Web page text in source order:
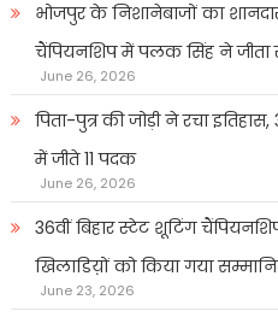
भोजपुर के निशानेबाजों का शानदार
चैंपियनशिप में पलक सिंह ने जीता
June 26, 2026
पिता-पुत्र की जोड़ी ने रचा
में जीते 11 पदक
June 26, 2026
36वीं बिहार स्टेट शूटिंग
खिलाडिय़ों को किया गया
June 23, 2026